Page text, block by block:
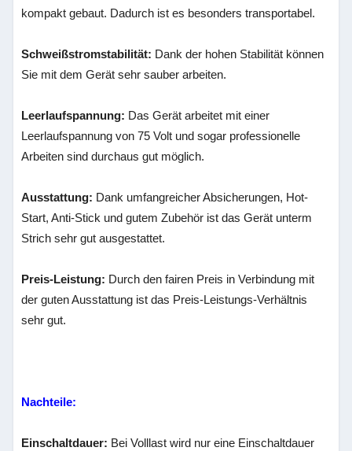
kompakt gebaut. Dadurch ist es besonders transportabel.
Schweißstromstabilität: Dank der hohen Stabilität können
Sie mit dem Gerät sehr sauber arbeiten.
Leerlaufspannung: Das Gerät arbeitet mit einer
Leerlaufspannung von 75 Volt und sogar professionelle
Arbeiten sind durchaus gut möglich.
Ausstattung: Dank umfangreicher Absicherungen, Hot-
Start, Anti-Stick und gutem Zubehör ist das Gerät unterm
Strich sehr gut ausgestattet.
Preis-Leistung: Durch den fairen Preis in Verbindung mit
der guten Ausstattung ist das Preis-Leistungs-Verhältnis
sehr gut.
Nachteile:
Einschaltdauer: Bei Volllast wird nur eine Einschaltdauer